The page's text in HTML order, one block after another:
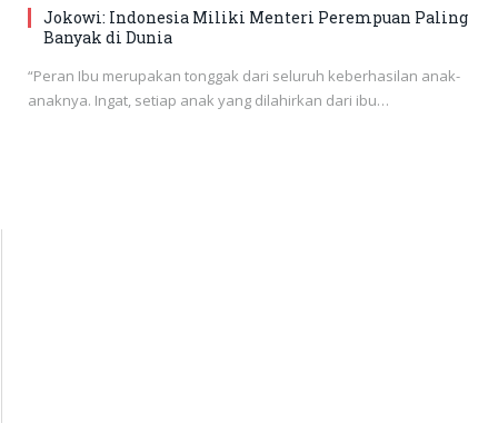
Jokowi: Indonesia Miliki Menteri Perempuan Paling
Banyak di Dunia
“Peran Ibu merupakan tonggak dari seluruh keberhasilan anak-
anaknya. Ingat, setiap anak yang dilahirkan dari ibu…